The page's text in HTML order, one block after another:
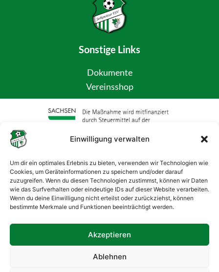
Einwilligung verwalten
Um dir ein optimales Erlebnis zu bieten, verwenden wir Technologien wie
Cookies, um Geräteinformationen zu speichern und/oder darauf
zuzugreifen. Wenn du diesen Technologien zustimmst, können wir Daten
wie das Surfverhalten oder eindeutige IDs auf dieser Website verarbeiten.
Wenn du deine Einwilligung nicht erteilst oder zurückziehst, können
bestimmte Merkmale und Funktionen beeinträchtigt werden.
Akzeptieren
Ablehnen
Sonstige Links
Dokumente
Vereinsshop